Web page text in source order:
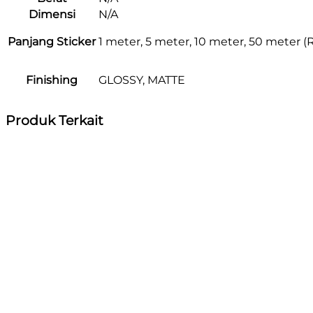
Dimensi
N/A
Panjang Sticker 1 meter, 5 meter, 10 meter, 50 meter
Finishing GLOSSY, MATTE
Produk Terkait